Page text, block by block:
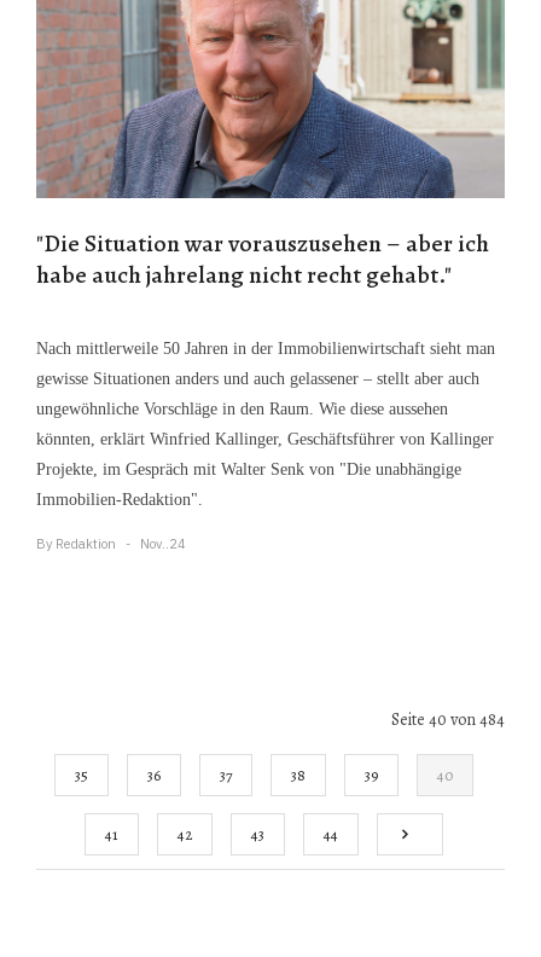
"Die Situation war vorauszusehen – aber ich
habe auch jahrelang nicht recht gehabt."
Nach mittlerweile 50 Jahren in der Immobilienwirtschaft sieht man
gewisse Situationen anders und auch gelassener – stellt aber auch
ungewöhnliche Vorschläge in den Raum. Wie diese aussehen
könnten, erklärt Winfried Kallinger, Geschäftsführer von Kallinger
Projekte, im Gespräch mit Walter Senk von "Die unabhängige
Immobilien-Redaktion".
By Redaktion Nov..24
Seite 40 von 484
35 36 37 38 39 40
41 42 43 44